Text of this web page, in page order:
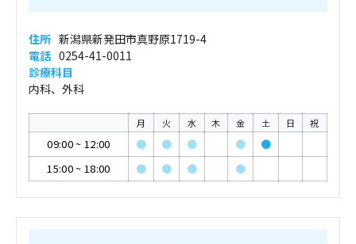
住所 新潟県新発田市真野原1719-4
電話 0254-41-0011
診療科目
内科、外科
月 火 水 木 金 土 日 祝
09:00~ 12:00 ● ● ● ●
●
15:00~ 18:00 ● ● ● ●